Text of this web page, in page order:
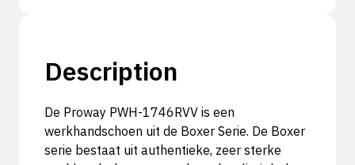
Description
De Proway PWH-1746RVV is een
werkhandschoen uit de Boxer Serie. De Boxer
serie bestaat uit authentieke, zeer sterke